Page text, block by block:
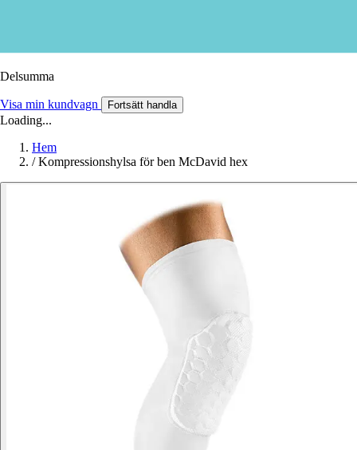
Delsumma
Visa min kundvagn Fortsätt handla
Loading...
Hem
/ Kompressionshylsa för ben McDavid hex